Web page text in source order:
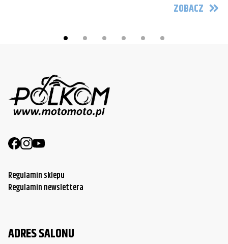
ZOBACZ
Regulamin sklepu
Regulamin newslettera
ADRES SALONU